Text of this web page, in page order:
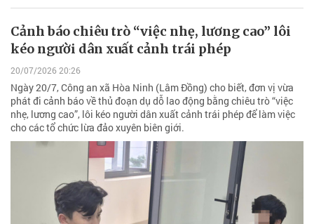
Cảnh báo chiêu trò “việc nhẹ, lương cao” lôi
kéo người dân xuất cảnh trái phép
20/07/2026 20:26
Ngày 20/7, Công an xã Hòa Ninh (Lâm Đồng) cho biết, đơn vị vừa
phát đi cảnh báo về thủ đoạn dụ dỗ lao động bằng chiêu trò “việc
nhẹ, lương cao”, lôi kéo người dân xuất cảnh trái phép để làm việc
cho các tổ chức lừa đảo xuyên biên giới.